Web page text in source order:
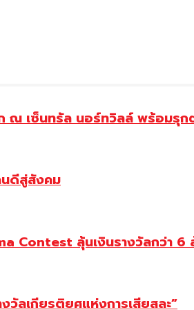
ณ เซ็นทรัล นอร์ทวิลล์ พร้อมรุก
ดีสู่สังคม
Contest ลุ้นเงินรางวัลกว่า 6
ลเกียรติยศแห่งการเสียสละ”